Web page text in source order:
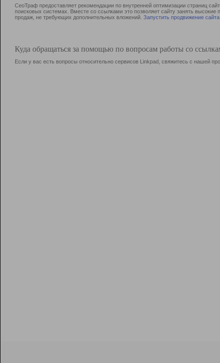
СеоТраф предоставляет рекомендации по внутренней оптимизации страниц
поисковых системах. Вместе со ссылками это позволяет сайту занять
продаж, не требующих дополнительных вложений. Запустить продвижение сайта
Куда обращаться за помощью по вопросам работы со
Если у вас есть вопросы относительно сервисов Linkpad, свяжитесь с нашей